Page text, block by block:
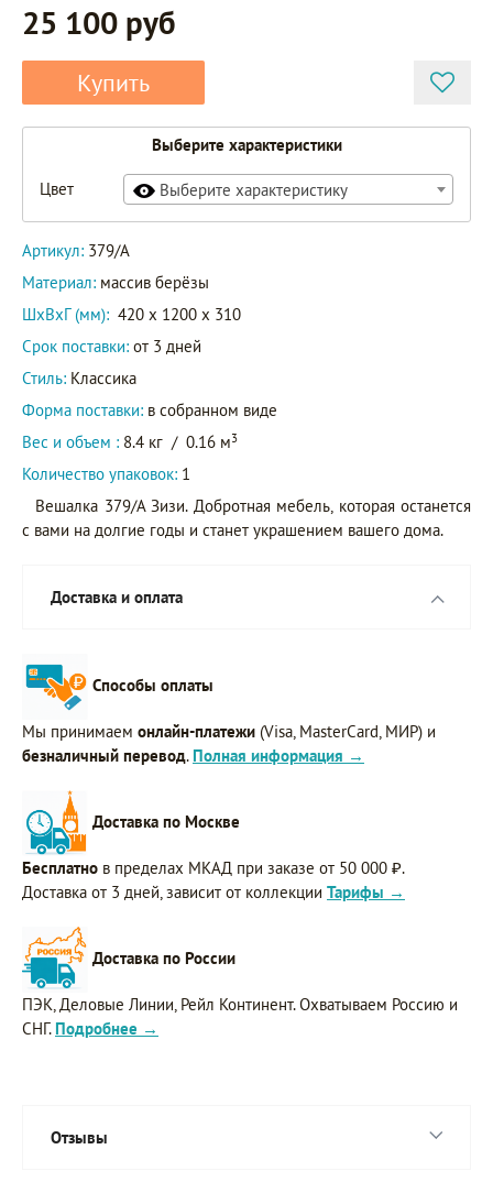
25 100 руб
Купить
Выберите характеристики
Цвет Выберите характеристику
Артикул: 379/А
Материал: массив берёзы
ШxВxГ (мм): 420 x 1200 x 310
Срок поставки: от 3 дней
Стиль: Классика
Форма поставки: в собранном виде
Вес и объем : 8.4 кг / 0.16 м3
Количество упаковок: 1
Вешалка 379/А Зизи. Добротная мебель, которая останется
с вами на долгие годы и станет украшением вашего дома.
Доставка и оплата
Способы оплаты
Мы принимаем онлайн-платежи (Visa, MasterCard, МИР) и
безналичный перевод. Полная информация →
Доставка по Москве
Бесплатно в пределах МКАД при заказе от 50 000 ₽.
Доставка от 3 дней, зависит от коллекции Тарифы →
Доставка по России
ПЭК, Деловые Линии, Рейл Континент. Охватываем Россию и
СНГ. Подробнее →
Отзывы